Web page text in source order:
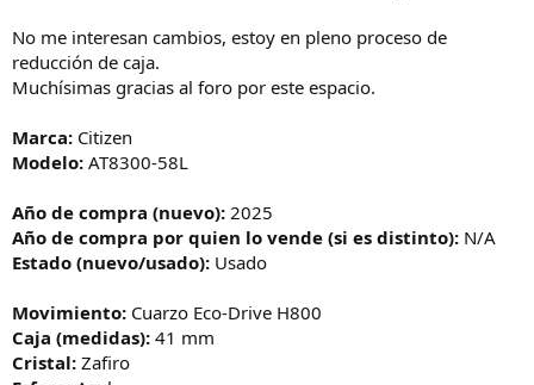
No me interesan cambios, estoy en pleno proceso de
reducción de caja.
Muchísimas gracias al foro por este espacio.
Marca: Citizen
Modelo: AT8300-58L
Año de compra (nuevo): 2025
Año de compra por quien lo vende (si es distinto): N/A
Estado (nuevo/usado): Usado
Movimiento: Cuarzo Eco-Drive H800
Caja (medidas): 41 mm
Cristal: Zafiro